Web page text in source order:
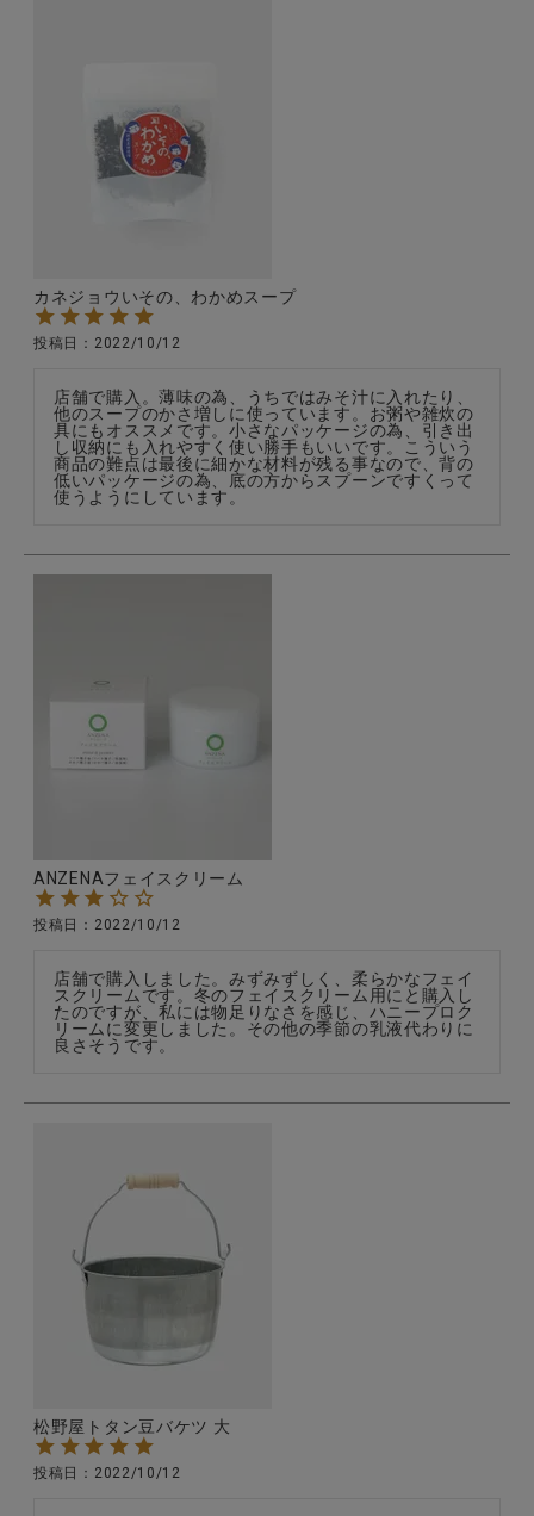
全ての商品
ご利用ガイド
ショップリスト
カネジョウいその、わかめスープ
投稿日 2022/10/12
店舗で購入。薄味の為、うちではみそ汁に入れたり、
他のスープのかさ増しに使っています。お粥や雑炊の
具にもオススメです。小さなパッケージの為、引き出
し収納にも入れやすく使い勝手もいいです。こういう
商品の難点は最後に細かな材料が残る事なので、背の
低いパッケージの為、底の方からスプーンですくって
使うようにしています。
ANZENAフェイスクリーム
投稿日 2022/10/12
店舗で購入しました。みずみずしく、柔らかなフェイ
スクリームです。冬のフェイスクリーム用にと購入し
たのですが、私には物足りなさを感じ、ハニープロク
リームに変更しました。その他の季節の乳液代わりに
良さそうです。
松野屋トタン豆バケツ 大
投稿日 2022/10/12